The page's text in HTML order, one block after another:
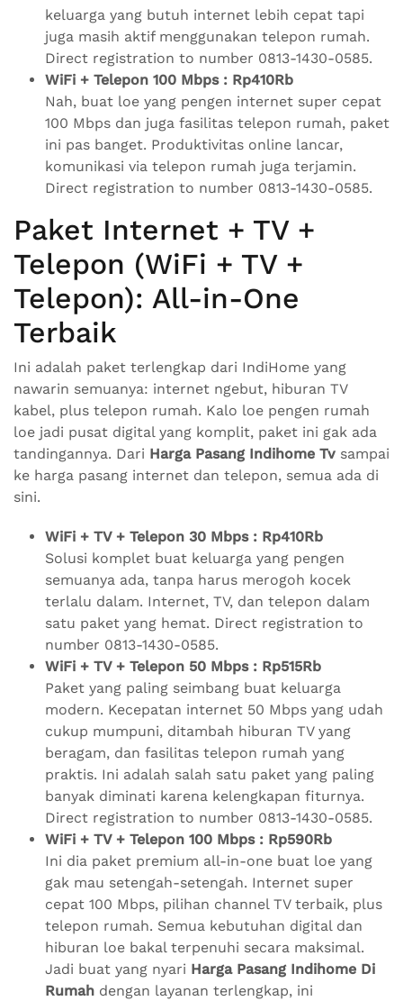
keluarga yang butuh internet lebih cepat tapi
juga masih aktif menggunakan telepon rumah.
Direct registration to number 0813-1430-0585.
WiFi + Telepon 100 Mbps : Rp410Rb
Nah, buat loe yang pengen internet super cepat
100 Mbps dan juga fasilitas telepon rumah, paket
ini pas banget. Produktivitas online lancar,
komunikasi via telepon rumah juga terjamin.
Direct registration to number 0813-1430-0585.
Paket Internet + TV +
Telepon (WiFi + TV +
Telepon): All-in-One
Terbaik
Ini adalah paket terlengkap dari IndiHome yang
nawarin semuanya: internet ngebut, hiburan TV
kabel, plus telepon rumah. Kalo loe pengen rumah
loe jadi pusat digital yang komplit, paket ini gak ada
tandingannya. Dari Harga Pasang Indihome Tv sampai
ke harga pasang internet dan telepon, semua ada di
sini.
WiFi + TV + Telepon 30 Mbps : Rp410Rb
Solusi komplet buat keluarga yang pengen
semuanya ada, tanpa harus merogoh kocek
terlalu dalam. Internet, TV, dan telepon dalam
satu paket yang hemat. Direct registration to
number 0813-1430-0585.
WiFi + TV + Telepon 50 Mbps : Rp515Rb
Paket yang paling seimbang buat keluarga
modern. Kecepatan internet 50 Mbps yang udah
cukup mumpuni, ditambah hiburan TV yang
beragam, dan fasilitas telepon rumah yang
praktis. Ini adalah salah satu paket yang paling
banyak diminati karena kelengkapan fiturnya.
Direct registration to number 0813-1430-0585.
WiFi + TV + Telepon 100 Mbps : Rp590Rb
Ini dia paket premium all-in-one buat loe yang
gak mau setengah-setengah. Internet super
cepat 100 Mbps, pilihan channel TV terbaik, plus
telepon rumah. Semua kebutuhan digital dan
hiburan loe bakal terpenuhi secara maksimal.
Jadi buat yang nyari Harga Pasang Indihome Di
Rumah dengan layanan terlengkap, ini